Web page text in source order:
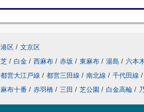
港区 / 文京区
芝 / 白金 / 西麻布 / 赤坂 / 東麻布 / 湯島 / 六本
都営大江戸線 / 都営三田線 / 南北線 / 千代田線 /
麻布十番 / 赤羽橋 / 三田 / 芝公園 / 白金高輪 /